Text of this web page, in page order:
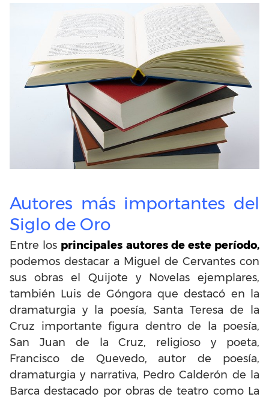
Autores más importantes del
Siglo de Oro
Entre los principales autores de este período,
podemos destacar a Miguel de Cervantes con
sus obras el Quijote y Novelas ejemplares,
también Luis de Góngora que destacó en la
dramaturgia y la poesía, Santa Teresa de la
Cruz importante figura dentro de la poesía,
San Juan de la Cruz, religioso y poeta,
Francisco de Quevedo, autor de poesía,
dramaturgia y narrativa, Pedro Calderón de la
Barca destacado por obras de teatro como La